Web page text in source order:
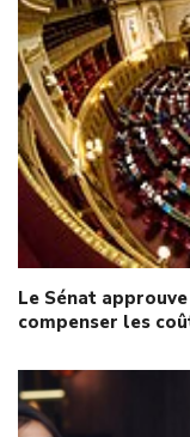
Le Sénat
compenser les